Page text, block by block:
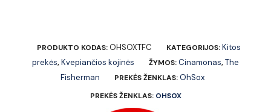
PRODUKTO KODAS:OHSOXTFC KATEGORIJOS:Kitos
prekės,Kvepiančios kojinės ŽYMOS:Cinamonas,The
Fisherman
PREKĖS ŽENKLAS:OhSox
PREKĖS ŽENKLAS: OHSOX